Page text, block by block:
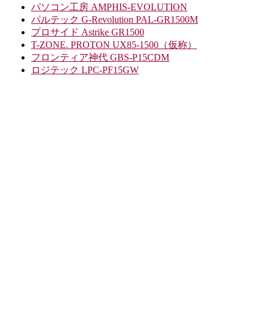
パソコン工房 AMPHIS-EVOLUTION
パルテック G-Revolution PAL-GR1500M
プロサイド Astrike GR1500
T-ZONE. PROTON UX85-1500（仮称）
フロンティア神代 GBS-P15CDM
ロジテック LPC-PF15GW